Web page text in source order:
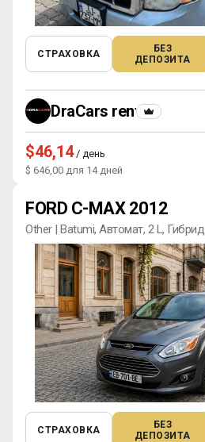
СТРАХОВКА
БЕЗ
ДЕПОЗИТА
DraCars rental
$46,14/ день
$ 646,00 для 14 дней
FORD C-MAX 2012
Other | Batumi, Автомат, 2 L, Гибрид
СТРАХОВКА
БЕЗ
ДЕПОЗИТА